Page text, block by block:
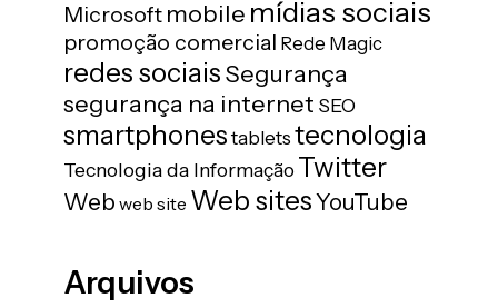
Microsoft mobile mídias sociais
promoção comercial Rede Magic
redes sociaisSegurança
segurança na internet SEO
smartphones tablets tecnologia
Tecnologia da Informação Twitter
Web web site Web sitesYouTube
Arquivos